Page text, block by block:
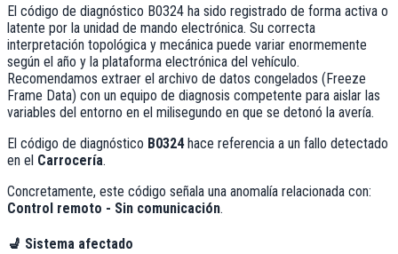
El código de diagnóstico B0324 ha sido registrado de forma activa o
latente por la unidad de mando electrónica. Su correcta
interpretación topológica y mecánica puede variar enormemente
según el año y la plataforma electrónica del vehículo.
Recomendamos extraer el archivo de datos congelados (Freeze
Frame Data) con un equipo de diagnosis competente para aislar las
variables del entorno en el milisegundo en que se detonó la avería.
El código de diagnóstico B0324hace referencia a un fallo detectado
en el Carrocería.
Concretamente, este código señala una anomalía relacionada con:
Control remoto - Sin comunicación.
💺 Sistema afectado